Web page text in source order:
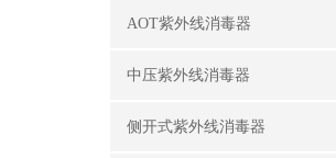
AOT紫外线消毒器
中压紫外线消毒器
侧开式紫外线消毒器